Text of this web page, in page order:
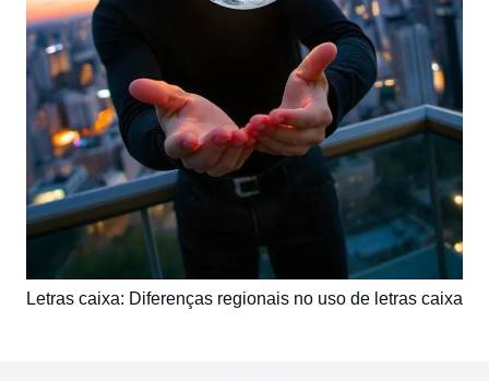
Letras caixa: Diferenças regionais no uso de letras caixa